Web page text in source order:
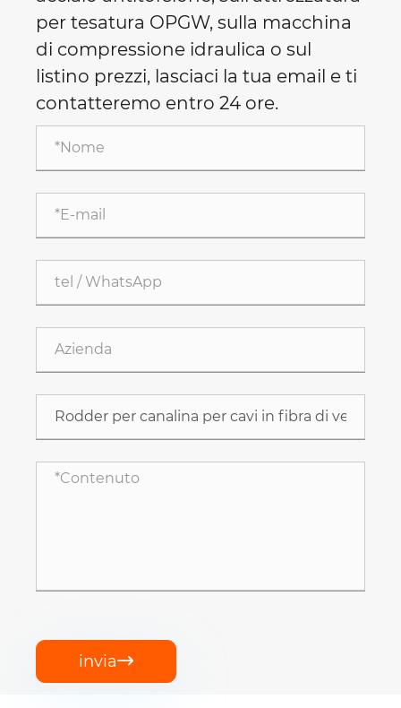
per tesatura OPGW, sulla macchina
di compressione idraulica o sul
listino prezzi, lasciaci la tua email e ti
contatteremo entro 24 ore.
invia